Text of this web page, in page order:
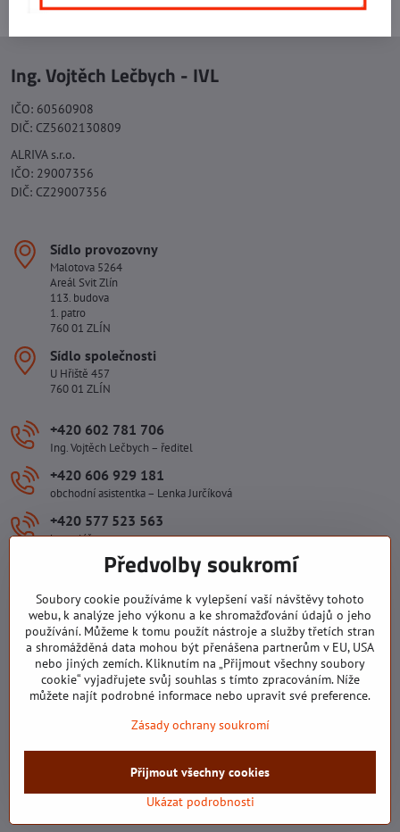
Ing. Vojtěch Lečbych - IVL
IČO: 60560908
DIČ: CZ5602130809
ALRIVA s.r.o.
IČO: 29007356
DIČ: CZ29007356
Sídlo provozovny
Malotova 5264
Areál Svit Zlín
113. budova
1. patro
760 01 ZLÍN
Sídlo společnosti
U Hřiště 457
760 01 ZLÍN
+420 602 781 706
Ing. Vojtěch Lečbych – ředitel
+420 606 929 181
obchodní asistentka – Lenka Jurčíková
+420 577 523 563
kancelář
ivlecbych​@seznam​.cz
Důležité odkazy
Všechny texty, obrázky a fotografie jsou majetkem společnosti Ing.
Vojtěch Lečbych - IVL. Kopírovat obsah těchto stránek můžete jen se
©2026Copyright
Předvolby soukromíZásady ochrany soukromíStav objednávky
Vytvořeno systémem:ByznysWeb.cz
Předvolby soukromí
Soubory cookie používáme k vylepšení vaší návštěvy tohoto
webu, k analýze jeho výkonu a ke shromažďování údajů o jeho
používání. Můžeme k tomu použít nástroje a služby třetích stran
a shromážděná data mohou být přenášena partnerům v EU, USA
nebo jiných zemích. Kliknutím na „Přijmout všechny soubory
cookie“ vyjadřujete svůj souhlas s tímto zpracováním. Níže
můžete najít podrobné informace nebo upravit své preference.
Zásady ochrany soukromí
Ukázat podrobnosti
Přijmout všechny cookies